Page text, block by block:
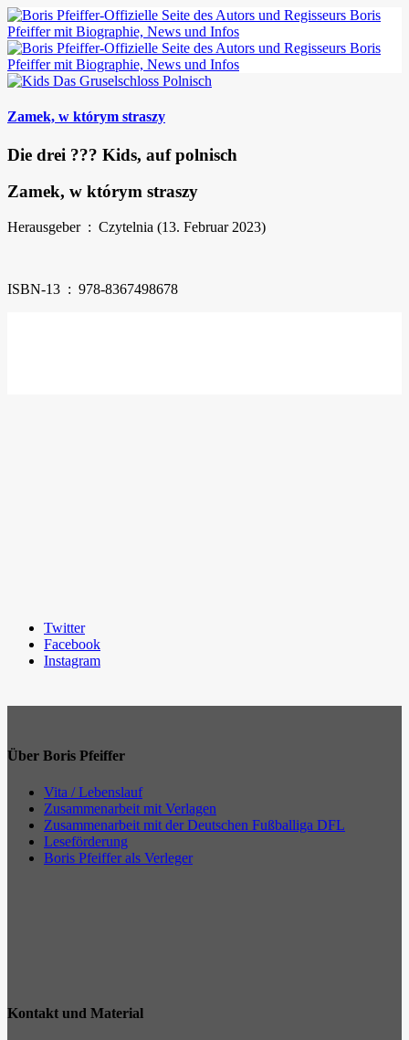
Zamek, w którym straszy
Die drei ??? Kids, auf polnisch
Zamek, w którym straszy
Herausgeber ‏ : ‎ Czytelnia (13. Februar 2023)
ISBN-13 ‏ : ‎ 978-8367498678
Twitter
Facebook
Instagram
Über Boris Pfeiffer
Vita / Lebenslauf
Zusammenarbeit mit Verlagen
Zusammenarbeit mit der Deutschen Fußballiga DFL
Leseförderung
Boris Pfeiffer als Verleger
Kontakt und Material